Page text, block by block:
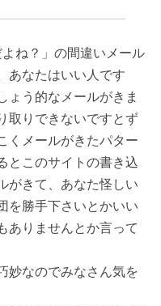
ね？」の間違いメール
あなたはいい人です
ょう的なメールがきま
取りできないですとず
くメールがきたパター
とこのサイトの書き込
がきて、あなた怪しい
を勝手下さいとかいい
ありませんとか言って
妙なのでみなさん気を